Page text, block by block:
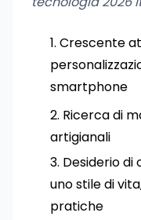
Crescente
smartphone
Ricerca di
artigianali
Desiderio
uno stile di
pratiche